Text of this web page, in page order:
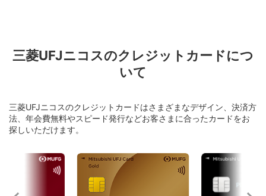
三菱UFJニコスのクレジットカードにつ
いて
三菱UFJニコスのクレジットカードはさまざまなデザイン、決済方
法、年会費無料やスピード発行などお客さまに合ったカードをお
探しいただけます。